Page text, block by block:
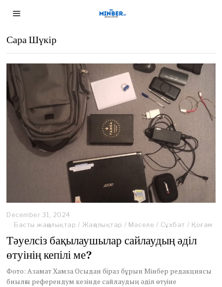
Сара Шүкір
December 31, 2024
Басты жаңалықтар / Жаңалықтар / Мәселе / Сұхбат / Қоғам
Тәуелсіз бақылаушылар сайлаудың әділ
өтуінің кепілі ме?
Фото: Азамат Хамза Осыдан біраз бұрын Мінбер редакциясы
биылғы референдум кезінде сайлаудың әділ өтуіне